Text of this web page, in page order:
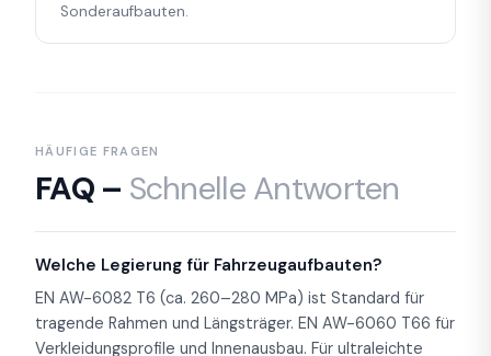
Sonderaufbauten.
HÄUFIGE FRAGEN
FAQ – Schnelle Antworten
Welche Legierung für Fahrzeugaufbauten?
EN AW-6082 T6 (ca. 260–280 MPa) ist Standard für
tragende Rahmen und Längsträger. EN AW-6060 T66 für
Verkleidungsprofile und Innenausbau. Für ultraleichte